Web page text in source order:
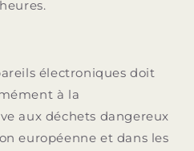
électroniques doit
à la
aux déchets dangereux
européenne et dans les